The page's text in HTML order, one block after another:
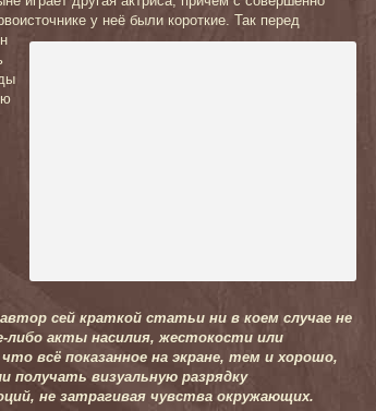
у неё были короткие. Так перед
сей краткой статьи ни в коем случае не
либо акты насилия, жестокости или
всё показанное на экране, тем и хорошо,
визуальную разрядку
не затрагивая чувства окружающих.